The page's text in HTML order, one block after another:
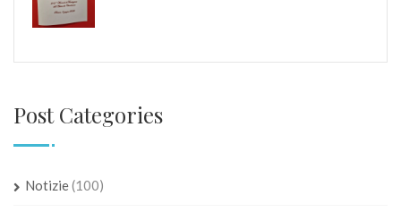
Post Categories
Notizie(100)